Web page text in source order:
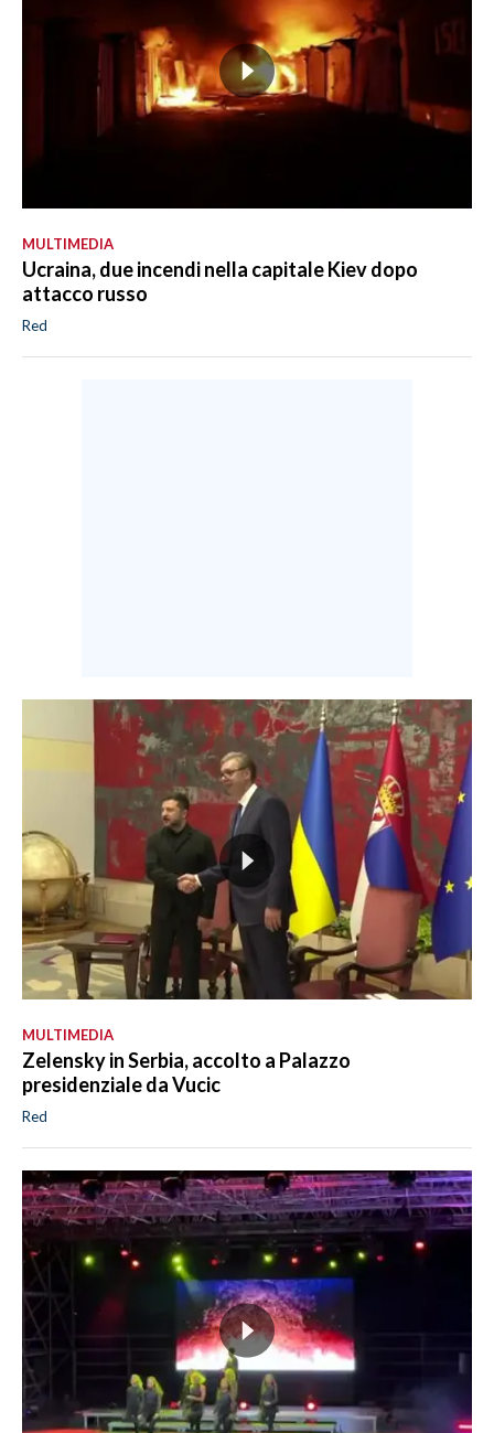
MULTIMEDIA
Ucraina, due incendi nella capitale Kiev dopo
attacco russo
Red
MULTIMEDIA
Zelensky in Serbia, accolto a Palazzo
presidenziale da Vucic
Red